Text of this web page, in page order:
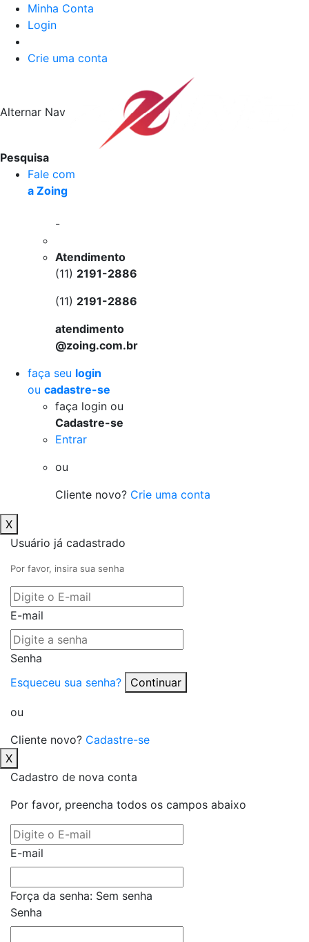
Minha Conta
Login
Crie uma conta
Alternar Nav
Pesquisa
Fale com
a Zoing
-
Atendimento
(11) 2191-2886
(11) 2191-2886
atendimento
@zoing.com.br
faça seu login
ou cadastre-se
faça login ou
Cadastre-se
Entrar
ou
Cliente novo? Crie uma conta
X
Usuário já cadastrado
Por favor, insira sua senha
E-mail
Senha
Esqueceu sua senha?
Continuar
ou
Cliente novo? Cadastre-se
X
Cadastro de nova conta
Por favor, preencha todos os campos abaixo
E-mail
Força da senha: Sem senha
Senha